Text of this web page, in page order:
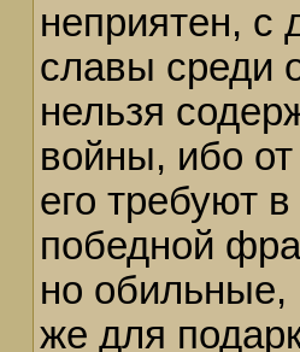
неприятен, с
славы среди
нельзя
войны, ибо
его требуют
победной
но обильные,
же для